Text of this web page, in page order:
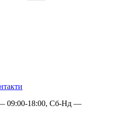
09:00-18:00, Сб-Нд —